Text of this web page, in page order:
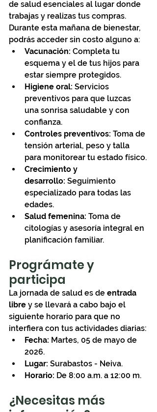
de salud esenciales al lugar donde
trabajas y realizas tus compras.
Durante esta mañana de bienestar,
podrás acceder sin costo alguno a:
Vacunación: Completa tu
esquema y el de tus hijos para
estar siempre protegidos.
Higiene oral: Servicios
preventivos para que luzcas
una sonrisa saludable y con
confianza.
Controles preventivos: Toma de
tensión arterial, peso y talla
para monitorear tu estado físico.
Crecimiento y
desarrollo: Seguimiento
especializado para todas las
edades.
Salud femenina: Toma de
citologías y asesoría integral en
planificación familiar.
Prográmate y
participa
La jornada de salud es de entrada
libre y se llevará a cabo bajo el
siguiente horario para que no
interfiera con tus actividades diarias:
Fecha: Martes, 05 de mayo de
2026.
Lugar: Surabastos - Neiva.
Horario: De 8:00 a.m. a 12:00 m.
¿Necesitas más